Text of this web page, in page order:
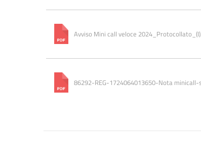
Avviso Mini call veloce
86292-REG-1724064013650-Nota minicall-